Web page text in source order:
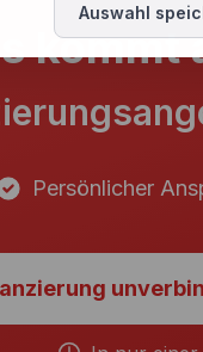
kommt
Persönlicher
Auswahl